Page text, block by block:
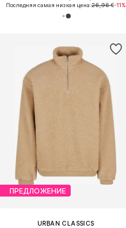
Последняя самая низкая цена:26,96 €-11%
ПРЕДЛОЖЕНИЕ
URBAN CLASSICS